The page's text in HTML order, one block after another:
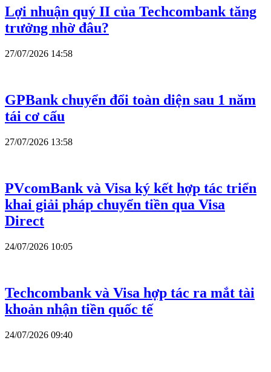
Lợi nhuận quý II của Techcombank tăng
trưởng nhờ đâu?
27/07/2026 14:58
GPBank chuyển đổi toàn diện sau 1 năm
tái cơ cấu
27/07/2026 13:58
PVcomBank và Visa ký kết hợp tác triển
khai giải pháp chuyển tiền qua Visa
Direct
24/07/2026 10:05
Techcombank và Visa hợp tác ra mắt tài
khoản nhận tiền quốc tế
24/07/2026 09:40